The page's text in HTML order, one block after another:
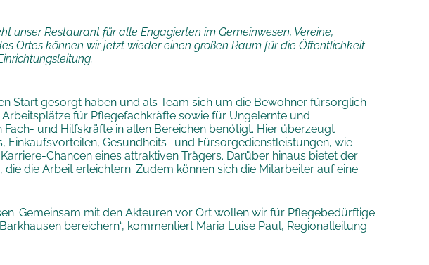
unser Restaurant für alle Engagierten im Gemeinwesen, Vereine,
Ortes können wir jetzt wieder einen großen Raum für die Öffentlichkeit
Start gesorgt haben und als Team sich um die Bewohner fürsorglich
für Pflegefachkräfte sowie für Ungelernte und
und Hilfskräfte in allen Bereichen benötigt. Hier überzeugt
Gesundheits- und Fürsorgedienstleistungen, wie
Chancen eines attraktiven Trägers. Darüber hinaus bietet der
die Arbeit erleichtern. Zudem können sich die Mitarbeiter auf eine
Gemeinsam mit den Akteuren vor Ort wollen wir für Pflegebedürftige
bereichern“, kommentiert Maria Luise Paul, Regionalleitung